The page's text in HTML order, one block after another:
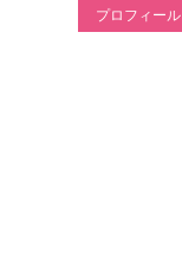
プロフィール